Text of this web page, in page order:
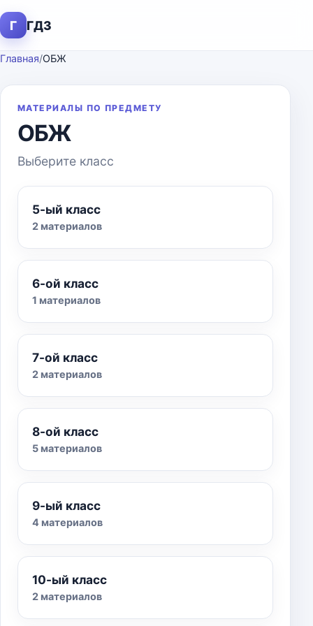
Г ГДЗ
Главная/ОБЖ
МАТЕРИАЛЫ ПО ПРЕДМЕТУ
ОБЖ
Выберите класс
5-ый класс
2 материалов
6-ой класс
1 материалов
7-ой класс
2 материалов
8-ой класс
5 материалов
9-ый класс
4 материалов
10-ый класс
2 материалов